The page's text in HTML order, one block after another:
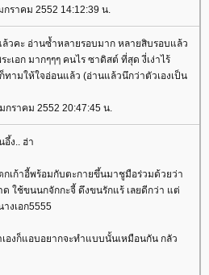
ราคม 2552 14:12:39 น.
ล้วคะ อ่านซ้ำหลายรอบมาก หลายสิบรอบแล้ว
เอก มากๆๆๆ คนไร ซาดิสต์ ที่สุด งี่เง่าไร้
ามให้ใจอ่อนแล้ว (อ่านแล้วนึกว่าตัวเองเป็น
กราคม 2552 20:47:45 น.
อึ้ง.. ฮ่า
กเก้าอี้พร้อมกับตะกายขึ้นมาชูมือร่วมด้วยว่า
ด ใช้ขนนกจักกะจี้ ดึงขนรักแร้ เลยดีกว่า แต่
งเอก5555
องก็แอบอยากจะทำแบบนั้นเหมือนกัน กลัว